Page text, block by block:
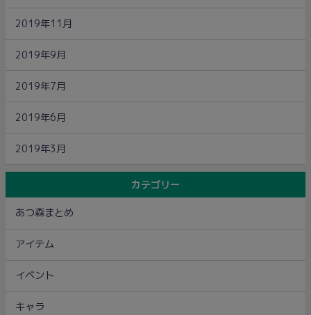
2019年11月
2019年9月
2019年7月
2019年6月
2019年3月
カテゴリー
あつ森まとめ
アイテム
イベント
キャラ